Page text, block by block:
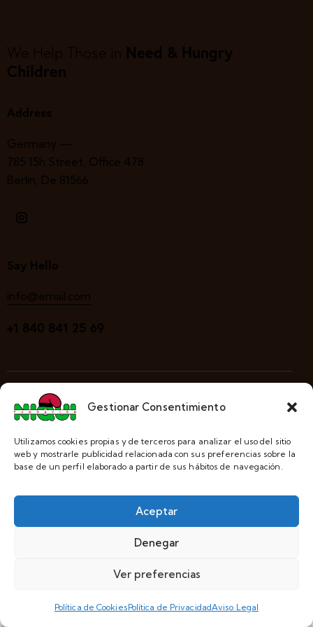
Gestionar Consentimiento
Utilizamos cookies propias y de terceros para analizar el uso del sitio
web y mostrarle publicidad relacionada con sus preferencias sobre la
base de un perfil elaborado a partir de sus hábitos de navegación.
Aceptar
Denegar
Ver preferencias
Política de CookiesPolítica de PrivacidadAviso Legal
We Help Those in Need & Hungry
Children
Address
Germany —
785 15h Street, Office 478
Berlin, De 81566
Say Hello
info@email.com
+1 840 841 25 69
Aviso Legal Política de Privacidad
ThemeRex © {{Y}}. All Rights Reserved.